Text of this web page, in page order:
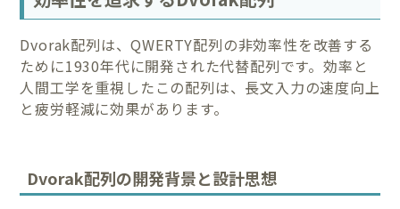
Dvorak配列は、QWERTY配列の非効率性を改善する
ために1930年代に開発された代替配列です。効率と
人間工学を重視したこの配列は、長文入力の速度向上
と疲労軽減に効果があります。
Dvorak配列の開発背景と設計思想